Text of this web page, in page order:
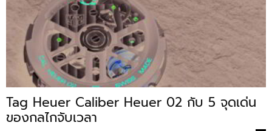
Tag Heuer Caliber Heuer 02 กับ 5 จุดเด่น
ของกลไกจับเวลา